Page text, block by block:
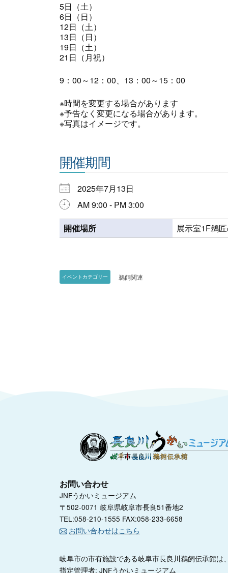
5日（土）
6日（日）
12日（土）
13日（日）
19日（土）
21日（月祝）
9：00～12：00、13：00～15：00
※時間を変更する場合があります
※予告なく変更になる場合があります。
※写真はイメージです。
開催期間
2025年7月13日
AM 9:00 - PM 3:00
開催場所
展示室1F鵜
イベントカテゴリー 鵜飼関連
お問い合わせ
JNFうかいミュージアム
〒502-0071 岐阜県岐阜市長良51番地2
TEL:058-210-1555 FAX:058-233-6658
お問い合わせはこちら
岐阜市の市有施設である岐阜市長良川鵜飼伝承館
指定管理者: JNFうかいミュージアム